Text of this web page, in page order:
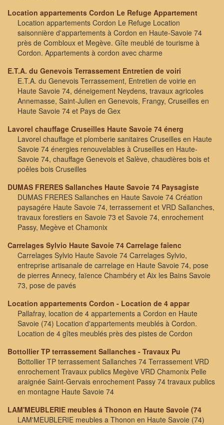
Location appartements Cordon Le Refuge Appartement
Location appartements Cordon Le Refuge Location
saisonnière d'appartements à Cordon en Haute-Savoie 74
près de Combloux et Megève. Gîte meublé de tourisme à
Cordon. Appartements à cordon avec charme
E.T.A. du Genevois Terrassement Entretien de voiri
E.T.A. du Genevois Terrassement, Entretien de voirie en
Haute Savoie 74, déneigement Neydens, travaux agricoles
Annemasse, Saint-Julien en Genevois, Frangy, Cruseilles en
Haute Savoie 74 et Pays de Gex
Lavorel chauffage Cruseilles Haute Savoie 74 énerg
Lavorel chauffage et plomberie sanitaires Cruseilles en Haute
Savoie 74 énergies renouvelables à Cruseilles en Haute-
Savoie 74, chauffage Genevois et Salève, chaudières bois et
poêles bois Cruseilles
DUMAS FRERES Sallanches Haute Savoie 74 Paysagiste
DUMAS FRERES Sallanches en Haute Savoie 74 Création
paysagére Haute Savoie 74, terrassement et VRD Sallanches,
travaux forestiers en Savoie 73 et Savoie 74, enrochement
Passy, Megève et Chamonix
Carrelages Sylvio Haute Savoie 74 Carrelage faîenc
Carrelages Sylvio Haute Savoie 74 Carrelages Sylvio,
entreprise artisanale de carrelage en Haute Savoie 74, pose
de pierres Annecy, faïence Chambéry et Aix les Bains Savoie
73, pose de pavés
Location appartements Cordon - Location de 4 appar
Pallafray, location de 4 appartements a Cordon en Haute
Savoie (74) Location d'appartements meublés à Cordon.
Location de 4 gîtes meublés près des pistes de Cordon
Bottollier TP terrassement Sallanches - Travaux Pu
Bottollier TP terrassement Sallanches 74 Terrassement VRD
enrochement Travaux publics Megève VRD Chamonix Pelle
araignée Saint-Gervais enrochement Passy 74 travaux publics
en montagne Haute Savoie 74
LAM'MEUBLERIE meubles á Thonon en Haute Savoie (74
LAM'MEUBLERIE meubles a Thonon en Haute Savoie (74)